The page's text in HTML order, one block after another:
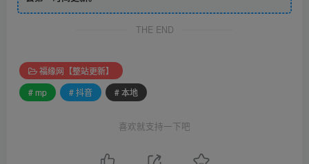
THE END
福缘网【整站更新】
# mp
# 抖音 # 本地
喜欢就支持一下吧